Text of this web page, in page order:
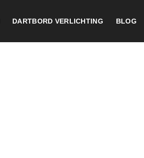
DARTBORD VERLICHTING BLOG